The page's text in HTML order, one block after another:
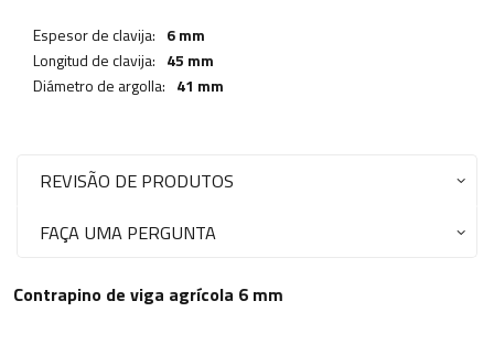
Espesor de clavija: 6 mm
Longitud de clavija: 45 mm
Diámetro de argolla: 41 mm
REVISÃO DE PRODUTOS
FAÇA UMA PERGUNTA
Contrapino de viga agrícola 6 mm